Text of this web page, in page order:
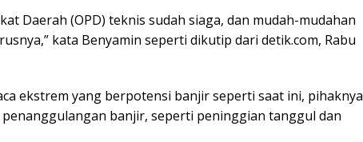
Daerah (OPD) teknis sudah siaga, dan mudah-mudahan
kata Benyamin seperti dikutip dari detik.com, Rabu
ekstrem yang berpotensi banjir seperti saat ini, pihaknya
banjir, seperti peninggian tanggul dan